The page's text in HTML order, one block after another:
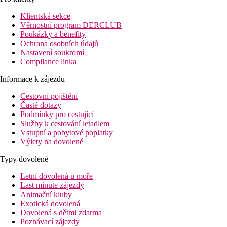
Vzdálenost
pláže: 100 m
letiště: 20 km
centra: 400 m Kokkari
nákupních možností: 100 m
Dvoulůžkový pokoj
koupelna/WC (vysoušeč vlasů)
TV/sat., telefon
individuální klimatizace za poplatek
minilednička
trezor
telefon
balkon nebo terasa
Popis hotelu
43 pokojů rozmístěných ve třech dvoupatrových budovách
vstupní hala s recepcí
snídaňová místnost
společenská místnost s TV
v zahradě bazén
bar u bazénu
Klientská sekce
Věrnostní program DERCLUB
Poukázky a benefity
Ochrana osobních údajů
Nastavení soukromí
Compliance linka
Informace k zájezdu
Cestovní pojištění
Časté dotazy
Podmínky pro cestující
Služby k cestování letadlem
Vstupní a pobytové poplatky
Výlety na dovolené
Typy dovolené
Letní dovolená u moře
Last minute zájezdy
Animační kluby
Exotická dovolená
Dovolená s dětmi zdarma
Poznávací zájezdy